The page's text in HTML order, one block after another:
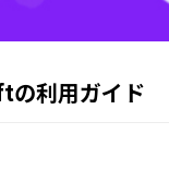
利用ガイド